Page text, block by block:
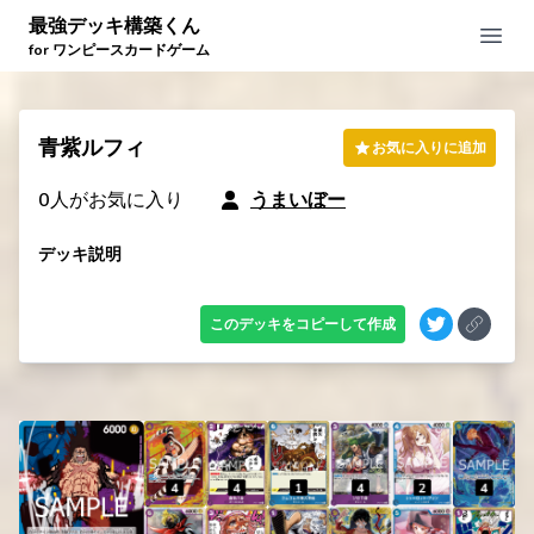
最強デッキ構築くん
for ワンピースカードゲーム
青紫ルフィ お気に入りに追加
0人がお気に入り うまいぼー
デッキ説明
このデッキをコピーして作成